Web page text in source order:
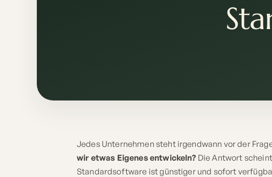
Jedes Unternehmen steht irgendwann vor der
wir etwas Eigenes entwickeln? Die Antwort
Standardsoftware ist günstiger und sofort